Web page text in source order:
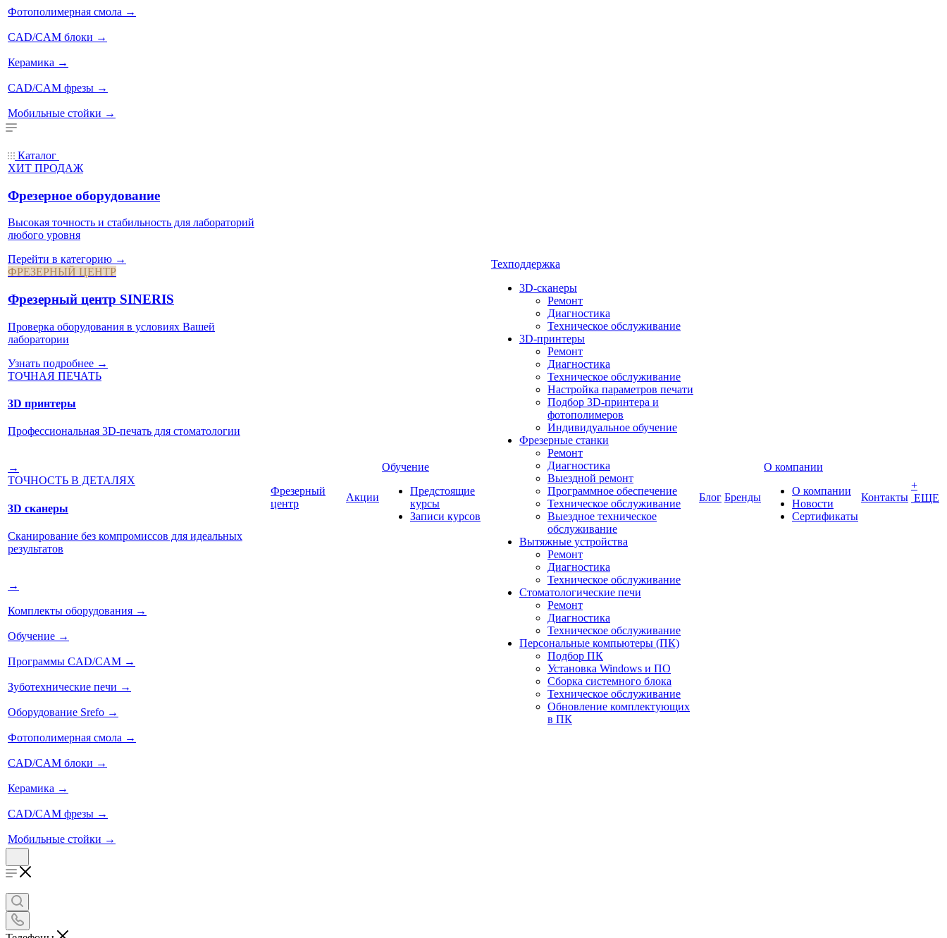
Фотополимерная смола →
CAD/CAM блоки →
Керамика →
CAD/CAM фрезы →
Мобильные стойки →
Каталог
ХИТ ПРОДАЖ
Фрезерное оборудование
Высокая точность и стабильность для лабораторий
любого уровня
Перейти в категорию →
ФРЕЗЕРНЫЙ ЦЕНТР
Фрезерный центр SINERIS
Проверка оборудования в условиях Вашей
лаборатории
Узнать подробнее →
ТОЧНАЯ ПЕЧАТЬ
3D принтеры
Профессиональная 3D-печать для стоматологии
→
ТОЧНОСТЬ В ДЕТАЛЯХ
3D сканеры
Сканирование без компромиссов для идеальных
результатов
→
Комплекты оборудования →
Обучение →
Программы CAD/CAM →
Зуботехнические печи →
Оборудование Srefo →
Фотополимерная смола →
CAD/CAM блоки →
Керамика →
CAD/CAM фрезы →
Мобильные стойки →
Фрезерный
центр
Акции
Обучение
Предстоящие
курсы
Записи курсов
Техподдержка
3D-сканеры
Ремонт
Диагностика
Техническое обслуживание
3D-принтеры
Ремонт
Диагностика
Техническое обслуживание
Настройка параметров печати
Подбор 3D-принтера и
фотополимеров
Индивидуальное обучение
Фрезерные станки
Ремонт
Диагностика
Выездной ремонт
Программное обеспечение
Техническое обслуживание
Выездное техническое
обслуживание
Вытяжные устройства
Ремонт
Диагностика
Техническое обслуживание
Стоматологические печи
Ремонт
Диагностика
Техническое обслуживание
Персональные компьютеры (ПК)
Подбор ПК
Установка Windows и ПО
Сборка системного блока
Техническое обслуживание
Обновление комплектующих
в ПК
Блог Бренды
О компании
О компании
Новости
Сертификаты
Контакты
+
ЕЩЕ